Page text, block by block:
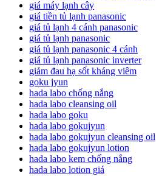
giá máy lạnh cây
giá tiền tủ lạnh panasonic
giá tủ lạnh 4 cánh panasonic
giá tủ lạnh panasonic
giá tủ lạnh panasonic 4 cánh
giá tủ lạnh panasonic inverter
giảm đau hạ sốt kháng viêm
goku jyun
hada labo chống nắng
hada labo cleansing oil
hada labo goku
hada labo gokujyun
hada labo gokujyun cleansing oil
hada labo gokujyun lotion
hada labo kem chống nắng
hada labo lotion giá